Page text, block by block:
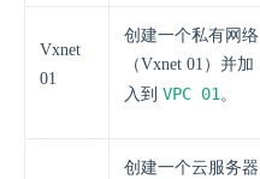
Vxnet
01
创建一个私有网络
（Vxnet 01）并加
入到 VPC 01。
创建一个云服务器